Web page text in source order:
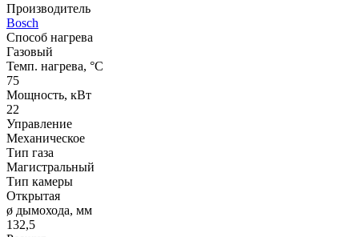
Производитель
Bosch
Способ нагрева
Газовый
Темп. нагрева, °С
75
Мощность, кВт
22
Управление
Механическое
Тип газа
Магистральный
Тип камеры
Открытая
ø дымохода, мм
132,5